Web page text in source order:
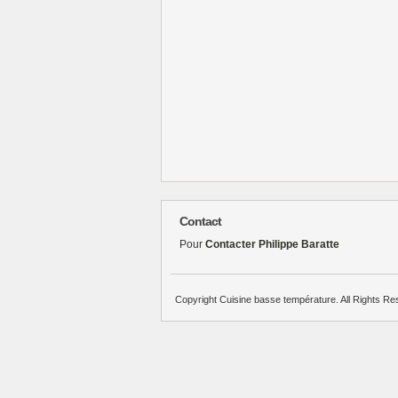
Contact
Pour Contacter Philippe Baratte
Copyright Cuisine basse température. All Rights